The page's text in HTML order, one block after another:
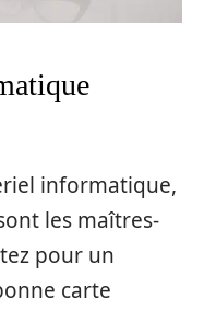
informatique,
les maîtres-
pour un
carte